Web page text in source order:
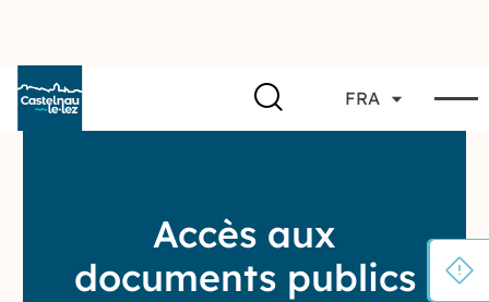
FRA
Accès aux
documents publics